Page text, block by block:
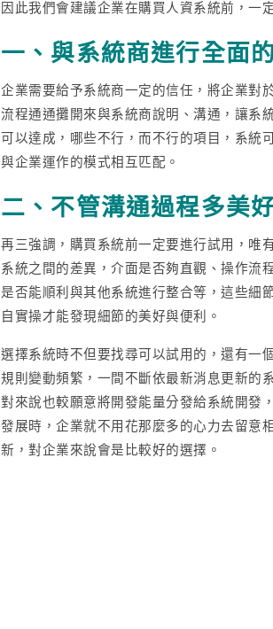
因此我們會建議企業在購買人資系統前，一
一、與系統商進行全面
企業需要給予系統商一定的信任，將企業對
流程通通攤開來與系統商說明、溝通，讓系
可以達成，哪些不行，而不行的項目，系統
與企業運作的模式相互匹配。
二、不管溝通過程多美
再三強調，購買系統前一定要進行試用，唯
系統之間的差異，介面是否夠直觀、操作流
是否能順利與其他系統進行整合等，這些細
自實操才能發現細節的美好與便利。
選擇系統時不但要找尋可以試用的，還有一
規則變動頻繁，一間不斷依最新消息更新的
對來說也較願意將開發能量分發給系統開發
發展時，企業就不用花那麼多的心力去留意
新，對企業來說會是比較好的選擇。